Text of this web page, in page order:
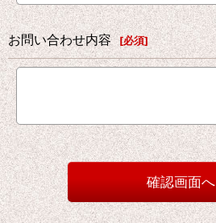
お問い合わせ内容 [必須]
確認画面へ